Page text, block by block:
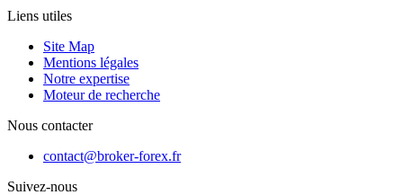
Liens utiles
Site Map
Mentions légales
Notre expertise
Moteur de recherche
Nous contacter
contact@broker-forex.fr
Suivez-nous